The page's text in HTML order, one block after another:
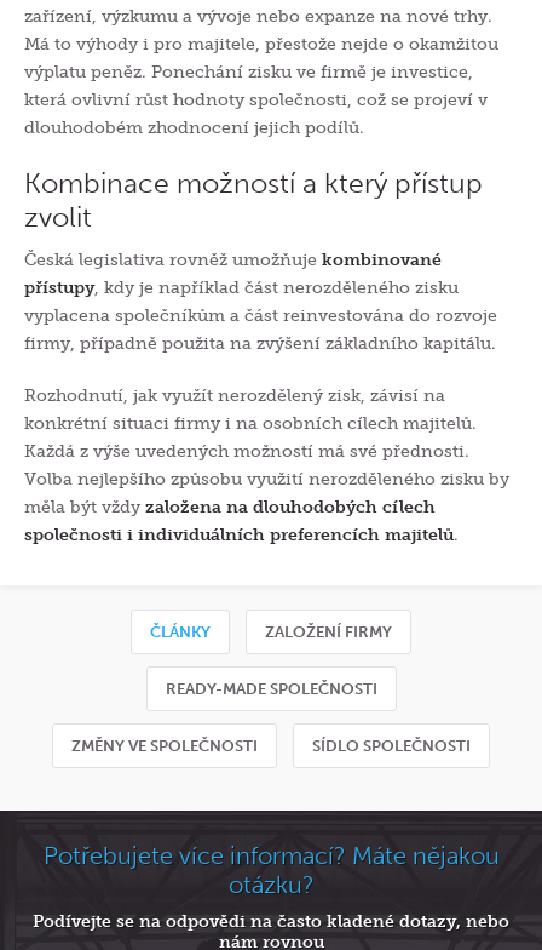
zařízení, výzkumu a vývoje nebo expanze na nové trhy.
Má to výhody i pro majitele, přestože nejde o okamžitou
výplatu peněz. Ponechání zisku ve firmě je investice,
která ovlivní růst hodnoty společnosti, což se projeví v
dlouhodobém zhodnocení jejich podílů.
Kombinace možností a který přístup
zvolit
Česká legislativa rovněž umožňuje kombinované
přístupy, kdy je například část nerozděleného zisku
vyplacena společníkům a část reinvestována do rozvoje
firmy, případně použita na zvýšení základního kapitálu.
Rozhodnutí, jak využít nerozdělený zisk, závisí na
konkrétní situaci firmy i na osobních cílech majitelů.
Každá z výše uvedených možností má své přednosti.
Volba nejlepšího způsobu využití nerozděleného zisku by
měla být vždy založena na dlouhodobých cílech
společnosti i individuálních preferencích majitelů.
ČLÁNKY ZALOŽENÍ FIRMY
READY-MADE SPOLEČNOSTI
ZMĚNY VE SPOLEČNOSTI SÍDLO SPOLEČNOSTI
Potřebujete více informací? Máte nějakou
otázku?
Podívejte se na odpovědi na často kladené dotazy, nebo
nám rovnou